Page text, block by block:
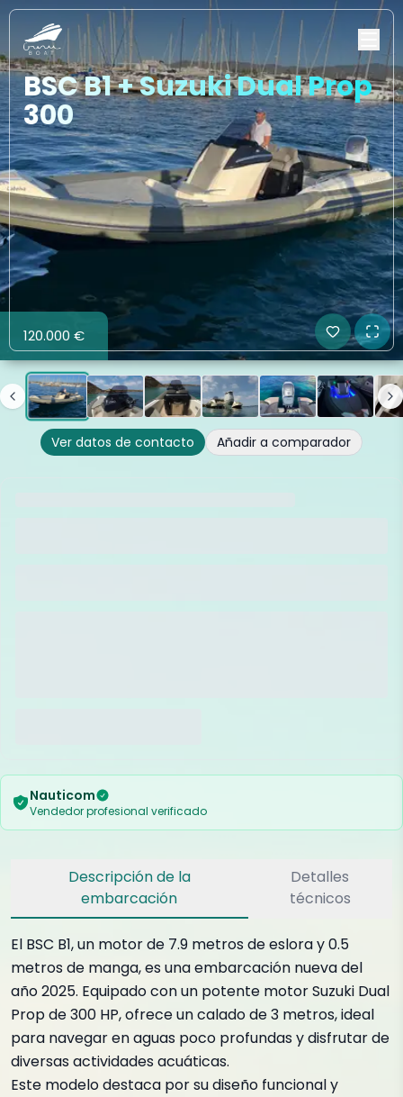
BSC B1 + Suzuki Dual Prop
300
120.000 €
Ver datos de contacto Añadir a comparador
Nauticom
Vendedor profesional verificado
Descripción de la
embarcación
Detalles
técnicos
El BSC B1, un motor de 7.9 metros de eslora y 0.5
metros de manga, es una embarcación nueva del
año 2025. Equipado con un potente motor Suzuki Dual
Prop de 300 HP, ofrece un calado de 3 metros, ideal
para navegar en aguas poco profundas y disfrutar de
diversas actividades acuáticas.
Este modelo destaca por su diseño funcional y